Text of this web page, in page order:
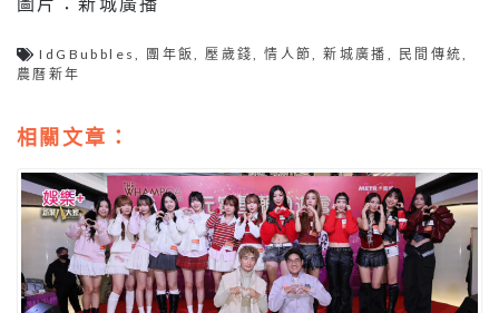
IdGBubbles, 團年飯,壓歲錢,情人節,新城廣播 , 民間傳統,
農曆新年
相關文章：